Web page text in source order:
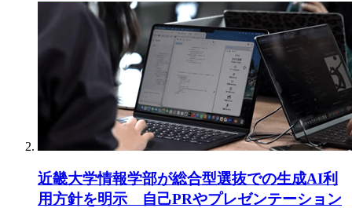
近畿大学情報学部が総合型選抜での生成AI利
用方針を明示 自己PRやプレゼンテーション